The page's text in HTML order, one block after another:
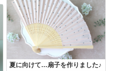
夏に向けて…扇子を作りました♪